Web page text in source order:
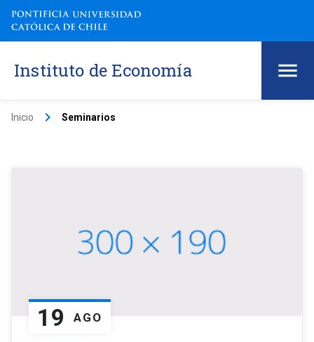
Instituto de Economía
Inicio keyboard_arrow_right Seminarios
19 AGO